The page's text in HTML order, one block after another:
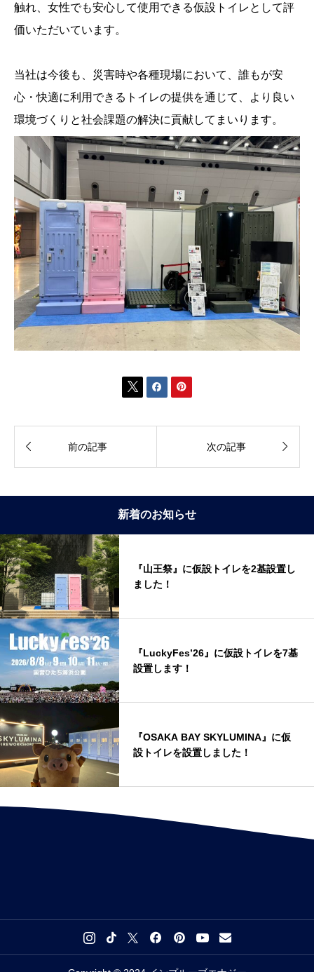
触れ、女性でも安心して使用できる仮設トイレとして評
価いただいています。
当社は今後も、災害時や各種現場において、誰もが安
心・快適に利用できるトイレの提供を通じて、より良い
環境づくりと社会課題の解決に貢献してまいります。
  
 前の記事 次の記事 
新着のお知らせ
『山王祭』に仮設トイレを2基設置し
ました！
『LuckyFes’26』に仮設トイレを7基
設置します！
『OSAKA BAY SKYLUMINA』に仮
設トイレを設置しました！